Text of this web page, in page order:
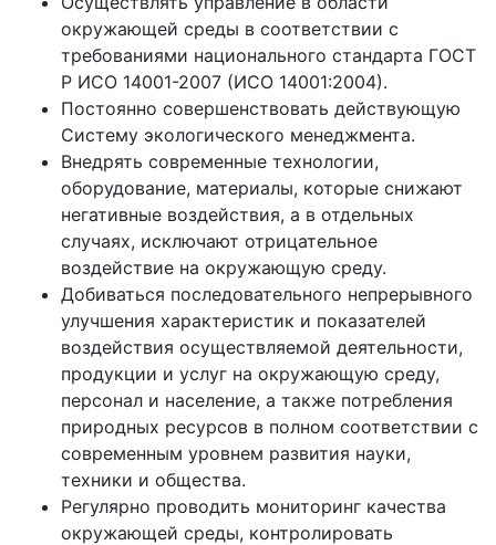
окружающей среды в соответствии с
требованиями национального стандарта ГОСТ
Р ИСО 14001-2007 (ИСО 14001:2004).
Постоянно совершенствовать действующую
Систему экологического менеджмента.
Внедрять современные технологии,
оборудование, материалы, которые снижают
негативные воздействия, а в отдельных
случаях, исключают отрицательное
воздействие на окружающую среду.
Добиваться последовательного непрерывного
улучшения характеристик и показателей
воздействия осуществляемой деятельности,
продукции и услуг на окружающую среду,
персонал и население, а также потребления
природных ресурсов в полном соответствии с
современным уровнем развития науки,
техники и общества.
Регулярно проводить мониторинг качества
окружающей среды, контролировать